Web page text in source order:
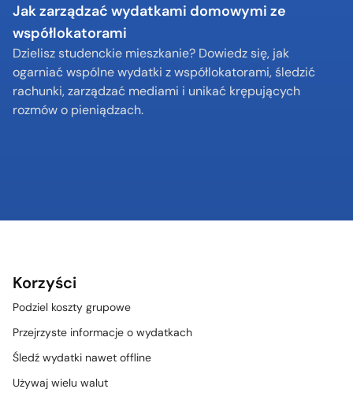
Jak zarządzać wydatkami domowymi ze
współlokatorami
Dzielisz studenckie mieszkanie? Dowiedz się, jak
ogarniać wspólne wydatki z współlokatorami, śledzić
rachunki, zarządzać mediami i unikać krępujących
rozmów o pieniądzach.
Korzyści
Podziel koszty grupowe
Przejrzyste informacje o wydatkach
Śledź wydatki nawet offline
Używaj wielu walut